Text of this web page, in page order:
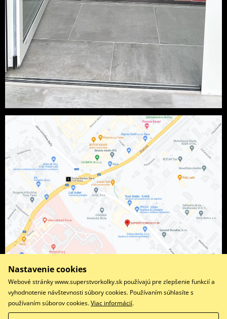
Facebook
Nastavenie cookies
Webové stránky www.superstvorkolky.sk používajú pre zlepšenie funkcií a
vyhodnotenie návštevnosti súbory cookies. Používaním súhlasíte s
používaním súborov cookies.Viac informácií.